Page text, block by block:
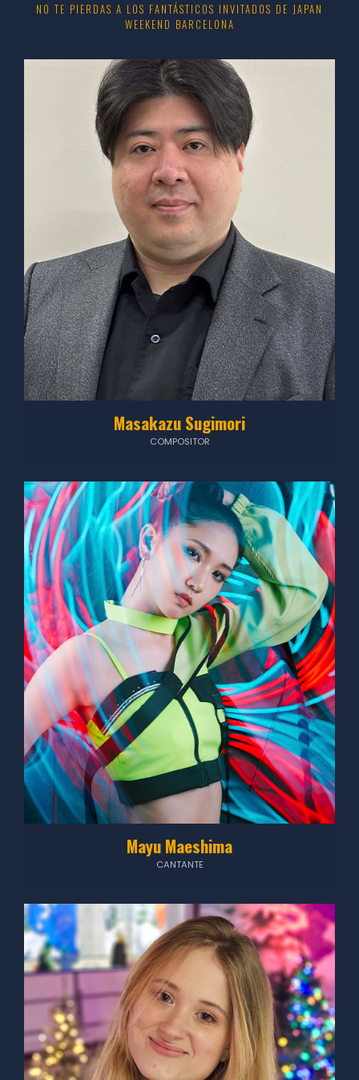
NO TE PIERDAS A LOS FANTÁSTICOS INVITADOS DE JAPAN
WEEKEND BARCELONA
Masakazu Sugimori
COMPOSITOR
Mayu Maeshima
CANTANTE